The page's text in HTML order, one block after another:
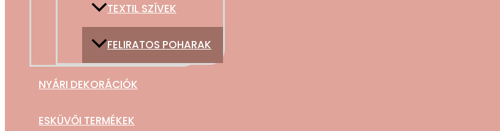
TEXTIL SZÍVEK
FELIRATOS POHARAK
NYÁRI DEKORÁCIÓK
ESKÜVŐI TERMÉKEK